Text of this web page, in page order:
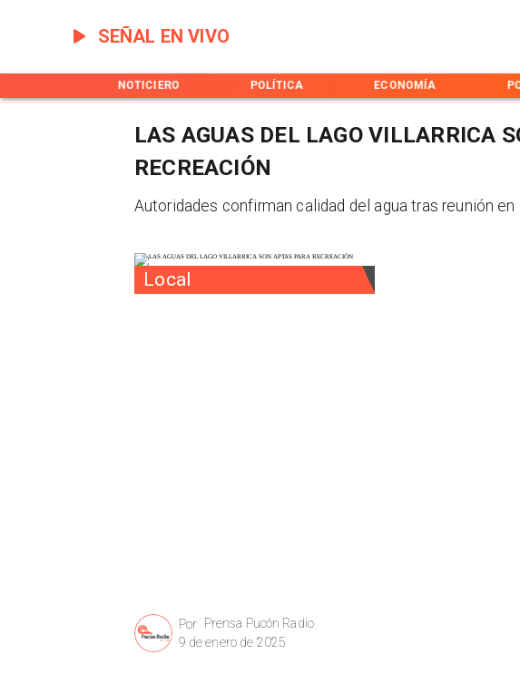
SEÑAL EN VIVO
NOTICIERO POLÍTICA ECONOMÍA
Local
Prensa Pucón Radio
Por
9 de enero de 2025
LAS AGUAS DEL LAGO VILLARRICA
RECREACIÓN
Autoridades confirman calidad del agua tras reunión en